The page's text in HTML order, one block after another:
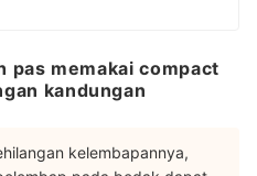
pas memakai compact
kandungan
kelembapannya,